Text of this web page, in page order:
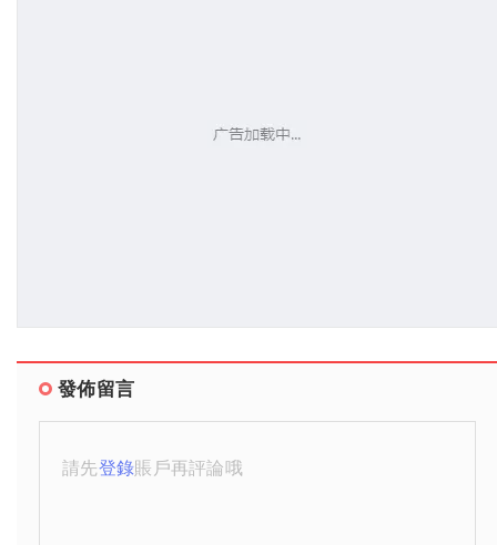
發佈留言
請先登錄賬戶再評論哦